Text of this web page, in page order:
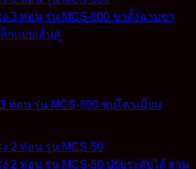
ท่อน รุ่น MCS-800 ชุบโครเมี่ยม